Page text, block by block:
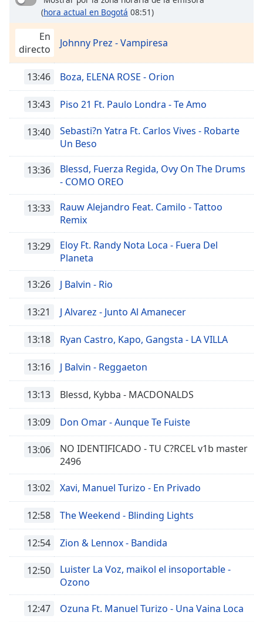
0.00%
LIVE
Seek to
live,
behind
Rate
Chapters
Chapters
descriptions
off,
selected
Subtitles
settings ,
opens
subtitles
settings
dialog
subtitles
off,
selected
Picture-
Fullscreen
This
modal
Beginning
(hora actual en Bogotá 08:51)
En
directo
Johnny Prez - Vampiresa
13:46 Boza, ELENA ROSE - Orion
13:43 Piso 21 Ft. Paulo Londra - Te Amo
13:40
Sebasti?n Yatra Ft. Carlos Vives - Robarte
Un Beso
13:36
Blessd, Fuerza Regida, Ovy On The Drums
- COMO OREO
13:33
Rauw Alejandro Feat. Camilo - Tattoo
Remix
13:29
Eloy Ft. Randy Nota Loca - Fuera Del
Planeta
13:26 J Balvin - Rio
13:21 J Alvarez - Junto Al Amanecer
13:18 Ryan Castro, Kapo, Gangsta - LA VILLA
13:16 J Balvin - Reggaeton
13:13 Blessd, Kybba - MACDONALDS
13:09 Don Omar - Aunque Te Fuiste
13:06
NO IDENTIFICADO - TU C?RCEL v1b master
2496
13:02 Xavi, Manuel Turizo - En Privado
12:58 The Weekend - Blinding Lights
12:54 Zion & Lennox - Bandida
12:50
Luister La Voz, maikol el insoportable -
Ozono
12:47 Ozuna Ft. Manuel Turizo - Una Vaina Loca